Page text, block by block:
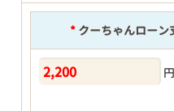
*クーちゃんローン